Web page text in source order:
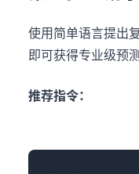
使用简单语言提出
即可获得专业级预测
推荐指令：